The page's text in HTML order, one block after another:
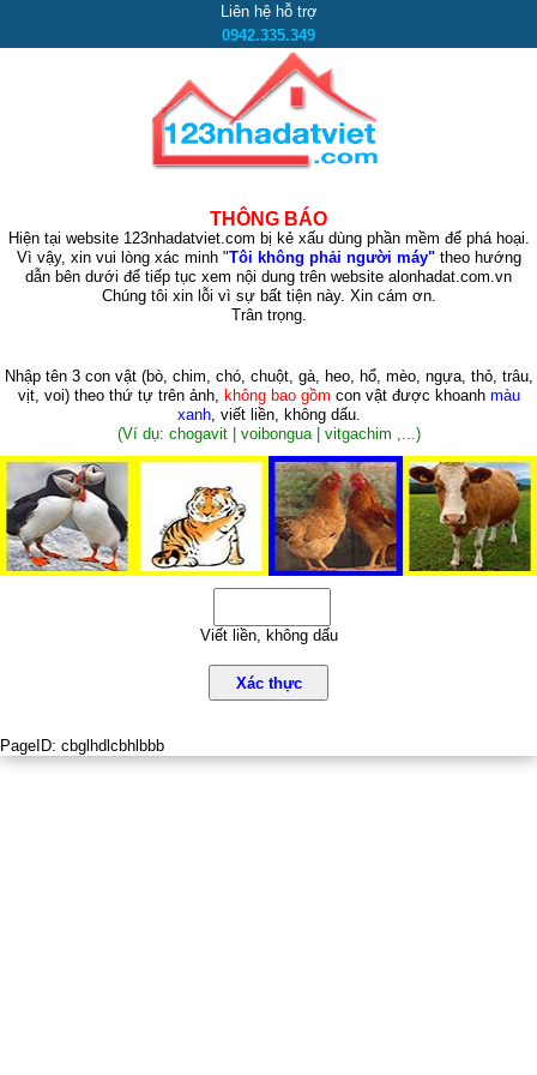
Liên hệ hỗ trợ
0942.335.349
THÔNG BÁO
Hiện tại website 123nhadatviet.com bị kẻ xấu dùng phần mềm để phá hoại.
Vì vậy, xin vui lòng xác minh "Tôi không phải người máy"theo hướng
dẫn bên dưới để tiếp tục xem nội dung trên website alonhadat.com.vn
Chúng tôi xin lỗi vì sự bất tiện này. Xin cám ơn.
Trân trọng.
Nhập tên 3 con vật (bò, chim, chó, chuột, gà, heo, hổ, mèo, ngựa, thỏ, trâu,
vịt, voi)theo thứ tự trên ảnh, không bao gồm con vật được khoanh màu
xanh, viết liền, không dấu.
(Ví dụ: chogavit | voibongua | vitgachim ,...)
Viết liền, không dấu
Xác thực
PageID: cbglhdlcbhlbbb